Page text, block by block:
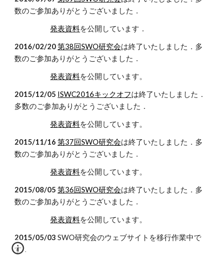
数のご参加ありがとうございました．
発表資料を公開しています．
2016/02/20 第38回SWO研究会は終了いたしました．多
数のご参加ありがとうございました．
発表資料を公開しています。
2015/12/05 ISWC2016キックオフは終了いたしました．
多数のご参加ありがとうございました．
発表資料を公開しています。
2015/11/16 第37回SWO研究会は終了いたしました．多
数のご参加ありがとうございました．
発表資料を公開しています。
2015/08/05 第36回SWO研究会は終了いたしました．多
数のご参加ありがとうございました．
発表資料を公開しています。
2015/05/03 SWO研究会のウェブサイトを移行作業中で
す．